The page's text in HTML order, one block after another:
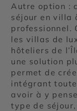
Autre option :
séjour en villa
professionnel.
les villas de
hôteliers de
une solution
permet de
intégrant
avoir à y
type de